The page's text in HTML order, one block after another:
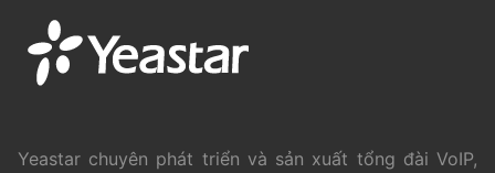
Yeastar chuyên phát triển và sản xuất tổng đài VoIP,